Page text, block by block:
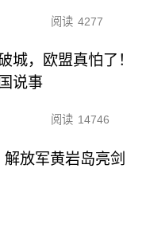
阅读 4277
城，欧盟真怕了！
说事
阅读 14746
放军黄岩岛亮剑